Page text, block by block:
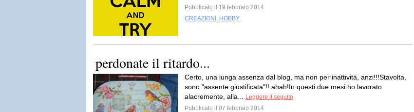
Pubblicato il 19 febbraio 2014
CREAZIONI , HOBBY
perdonate il ritardo...
Certo, una lunga assenza dal blog, ma non per inattività, anzi!!!Stavolta,
sono "assente giustificata"!! ahah!In questi due mesi ho lavorato
alacremente, alla...
Leggere il seguito
Pubblicato il 07 febbraio 2014